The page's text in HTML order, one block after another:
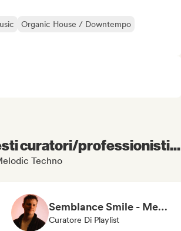
Organic House / Downtempo
curatori/professionisti...
Techno
Semblance Smile - Melodic Journeys 🌑
Curatore Di Playlist